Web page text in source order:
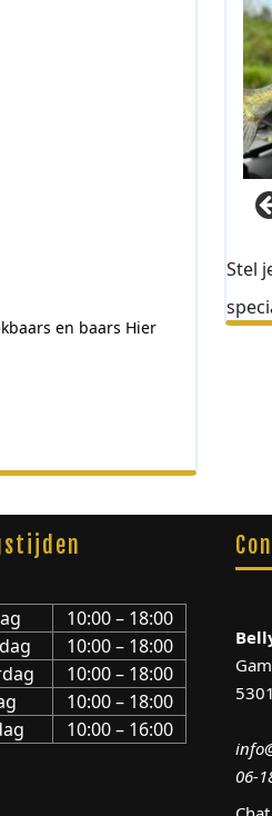
Stel
10:00 – 18:00
10:00 – 18:00
10:00 – 18:00
10:00 – 18:00
10:00 – 16:00
06-